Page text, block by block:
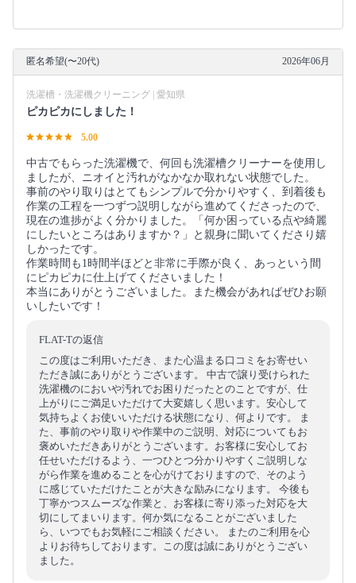
匿名希望(〜20代) 2026年06月
洗濯槽・洗濯機クリーニング | 愛知県
ピカピカにしました！
5.00
​中古でもらった洗濯機で、何回も洗濯槽クリーナーを使用し
ましたが、ニオイと汚れがなかなか取れない状態でした。
​事前のやり取りはとてもシンプルで分かりやすく、到着後も
作業の工程を一つずつ説明しながら進めてくださったので、
現在の進捗がよく分かりました。「何か困っている点や綺麗
にしたいところはありますか？」と親身に聞いてくださり嬉
しかったです。
​作業時間も1時間半ほどと非常に手際が良く、あっという間
にピカピカに仕上げてくださいました！
​本当にありがとうございました。また機会があればぜひお願
いしたいです！
FLAT-Tの返信
この度はご利用いただき、また心温まる口コミをお寄せい
ただき誠にありがとうございます。 中古で譲り受けられた
洗濯機のにおいや汚れでお困りだったとのことですが、仕
上がりにご満足いただけて大変嬉しく思います。安心して
気持ちよくお使いいただける状態になり、何よりです。 ま
た、事前のやり取りや作業中のご説明、対応についてもお
褒めいただきありがとうございます。お客様に安心してお
任せいただけるよう、一つひとつ分かりやすくご説明しな
がら作業を進めることを心がけておりますので、そのよう
に感じていただけたことが大きな励みになります。 今後も
丁寧かつスムーズな作業と、お客様に寄り添った対応を大
切にしてまいります。何か気になることがございました
ら、いつでもお気軽にご相談ください。 またのご利用を心
よりお待ちしております。この度は誠にありがとうござい
ました。